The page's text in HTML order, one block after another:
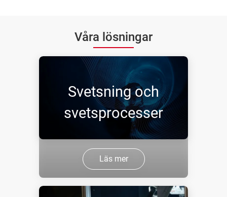
Våra lösningar
Svetsning och
svetsprocesser
Läs mer